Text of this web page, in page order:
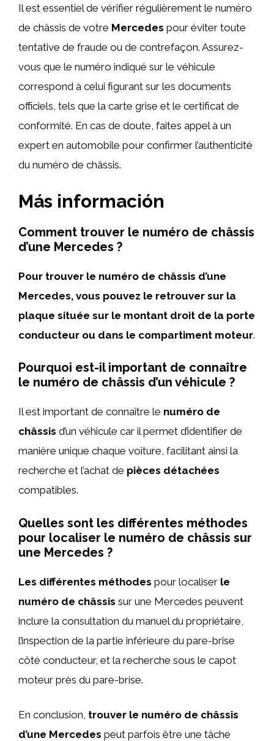
Il est essentiel de vérifier régulièrement le numéro
de châssis de votre Mercedes pour éviter toute
tentative de fraude ou de contrefaçon. Assurez-
vous que le numéro indiqué sur le véhicule
correspond à celui figurant sur les documents
officiels, tels que la carte grise et le certificat de
conformité. En cas de doute, faites appel à un
expert en automobile pour confirmer l’authenticité
du numéro de châssis.
Más información
Comment trouver le numéro de châssis
d’une Mercedes ?
Pour trouver le numéro de châssis d’une
Mercedes, vous pouvez le retrouver sur la
plaque située sur le montant droit de la porte
conducteur ou dans le compartiment moteur.
Pourquoi est-il important de connaître
le numéro de châssis d’un véhicule ?
Il est important de connaître le numéro de
châssis d’un véhicule car il permet d’identifier de
manière unique chaque voiture, facilitant ainsi la
recherche et l’achat de pièces détachées
compatibles.
Quelles sont les différentes méthodes
pour localiser le numéro de châssis sur
une Mercedes ?
Les différentes méthodes pour localiser le
numéro de châssis sur une Mercedes peuvent
inclure la consultation du manuel du propriétaire,
l’inspection de la partie inférieure du pare-brise
côté conducteur, et la recherche sous le capot
moteur près du pare-brise.
En conclusion, trouver le numéro de châssis
d’une Mercedes peut parfois être une tâche